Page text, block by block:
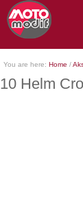
You are here: Home /
10 Helm